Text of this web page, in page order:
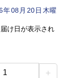
年08 月 20日木曜
け日が表示され
1 ＋